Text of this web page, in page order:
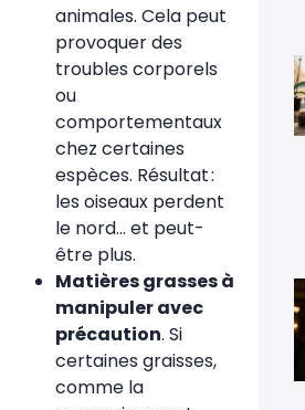
animales. Cela peut
provoquer des
troubles corporels
ou
comportementaux
chez certaines
espèces. Résultat :
les oiseaux perdent
le nord… et peut-
être plus.
Matières grasses à
manipuler avec
précaution. Si
certaines graisses,
comme la